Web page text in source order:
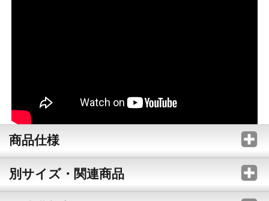
商品仕様
別サイズ・関連商品